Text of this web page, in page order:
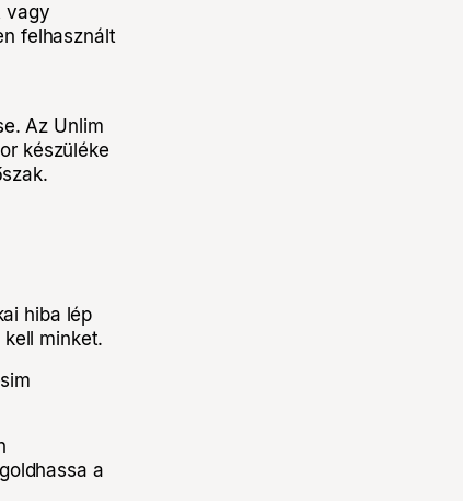
vagy
felhasznált
Az Unlim
készüléke
hiba lép
minket.
a